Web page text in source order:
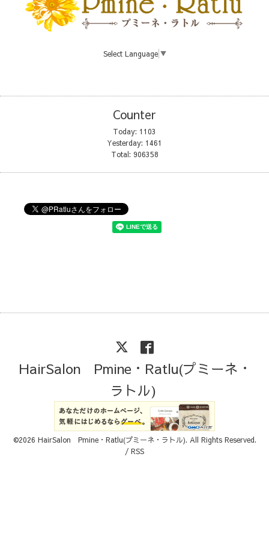
Select Language ▼
Counter
Today: 1103
Yesterday: 1461
Total: 906358
HairSalon Pmine・Ratlu(プミーネ・
ラトル)
©2026 HairSalon Pmine・Ratlu(プミーネ・ラトル). All Rights Reserved.
/ RSS